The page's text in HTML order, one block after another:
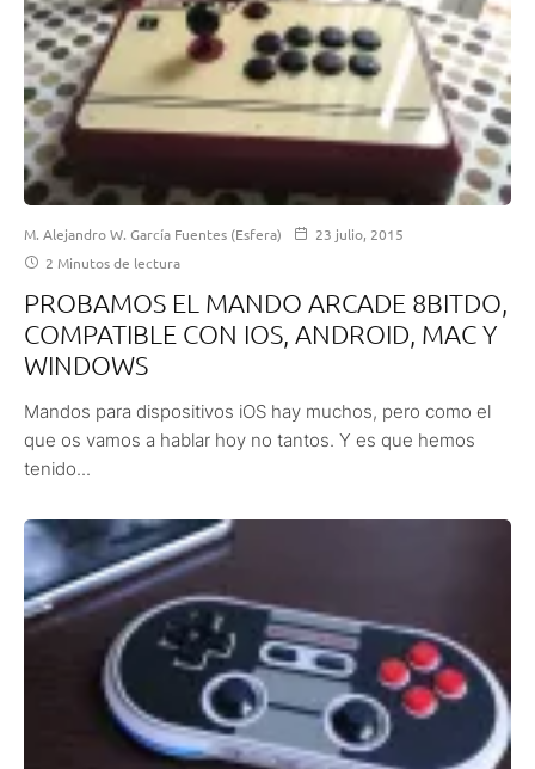
M. Alejandro W. García Fuentes (Esfera)
23 julio, 2015
2 Minutos de lectura
PROBAMOS EL MANDO ARCADE 8BITDO,
COMPATIBLE CON IOS, ANDROID, MAC Y
WINDOWS
Mandos para dispositivos iOS hay muchos, pero como el
que os vamos a hablar hoy no tantos. Y es que hemos
tenido...